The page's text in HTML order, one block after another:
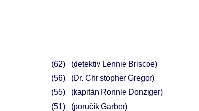
62
(detektiv Lennie Briscoe)
56
(Dr. Christopher Gregor)
55
(kapitán Ronnie Donziger)
51
(poručík Garber)